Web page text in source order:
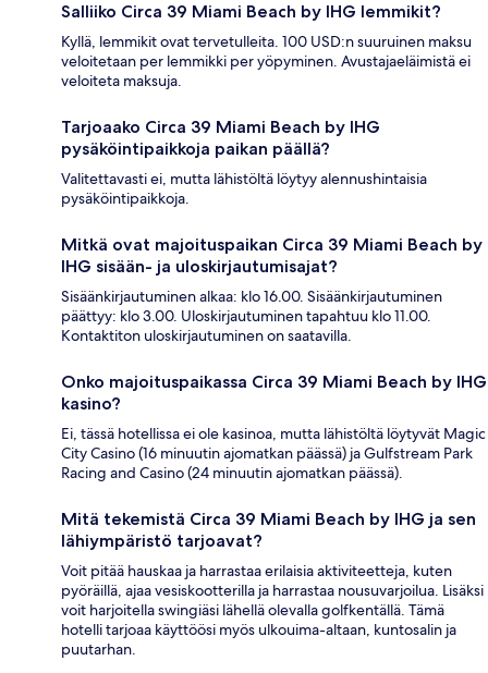
Salliiko Circa 39 Miami Beach by IHG lemmikit?
Kyllä, lemmikit ovat tervetulleita. 100 USD:n suuruinen maksu
veloitetaan per lemmikki per yöpyminen. Avustajaeläimistä ei
veloiteta maksuja.
Tarjoaako Circa 39 Miami Beach by IHG
pysäköintipaikkoja paikan päällä?
Valitettavasti ei, mutta lähistöltä löytyy alennushintaisia
pysäköintipaikkoja.
Mitkä ovat majoituspaikan Circa 39 Miami Beach by
IHG sisään- ja uloskirjautumisajat?
Sisäänkirjautuminen alkaa: klo 16.00. Sisäänkirjautuminen
päättyy: klo 3.00. Uloskirjautuminen tapahtuu klo 11.00.
Kontaktiton uloskirjautuminen on saatavilla.
Onko majoituspaikassa Circa 39 Miami Beach by IHG
kasino?
Ei, tässä hotellissa ei ole kasinoa, mutta lähistöltä löytyvät Magic
City Casino (16 minuutin ajomatkan päässä) ja Gulfstream Park
Racing and Casino (24 minuutin ajomatkan päässä).
Mitä tekemistä Circa 39 Miami Beach by IHG ja sen
lähiympäristö tarjoavat?
Voit pitää hauskaa ja harrastaa erilaisia aktiviteetteja, kuten
pyöräillä, ajaa vesiskootterilla ja harrastaa nousuvarjoilua. Lisäksi
voit harjoitella swingiäsi lähellä olevalla golfkentällä. Tämä
hotelli tarjoaa käyttöösi myös ulkouima-altaan, kuntosalin ja
puutarhan.